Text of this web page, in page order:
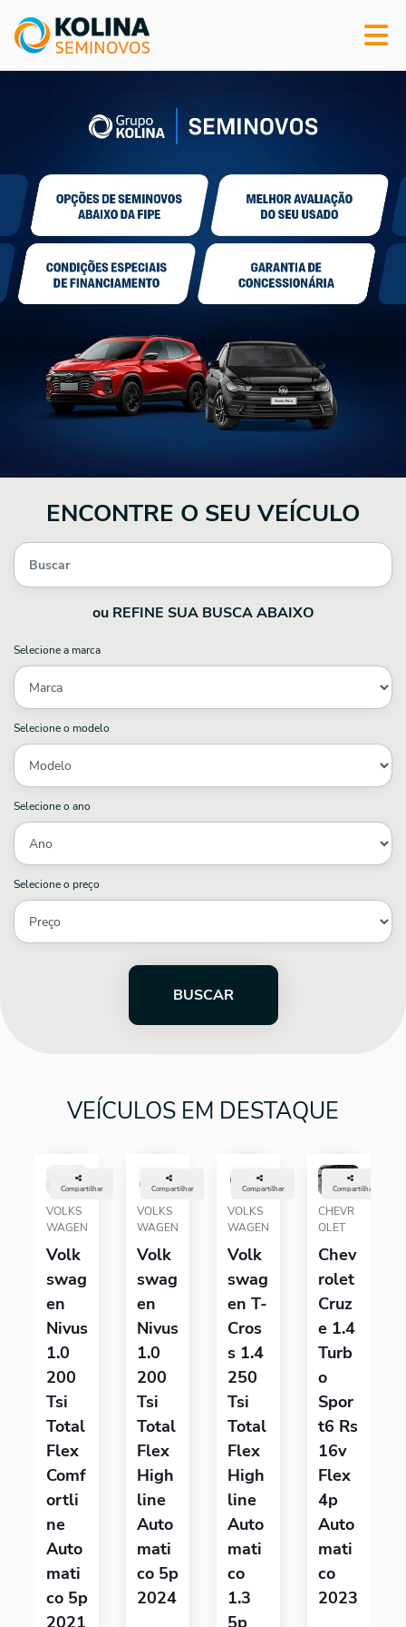
ENCONTRE O SEU VEÍCULO
ou REFINE SUA BUSCA ABAIXO
Selecione a marca
Selecione o modelo
Selecione o ano
Selecione o preço
BUSCAR
VEÍCULOS EM DESTAQUE
Compartilhar
VOLKS
WAGEN
Volk
Swag
En
Nivus
1.0
200
Tsi
Total
Flex
Comf
Ortli
Ne
Auto
Mati
Co 5p
Compartilhar
VOLKS
WAGEN
Volk
Swag
En
Nivus
1.0
200
Tsi
Total
Flex
High
Line
Auto
Mati
Co 5p
2024
Compartilhar
VOLKS
WAGEN
Volk
Swag
En T-
Cros
S 1.4
250
Tsi
Total
Flex
High
Line
Auto
Mati
Co
1.3
Compartilhar
CHEVR
OLET
Chev
Rolet
Cruz
E 1.4
Turb
O
Spor
T6 Rs
16v
Flex
4p
Auto
Mati
Co
2023